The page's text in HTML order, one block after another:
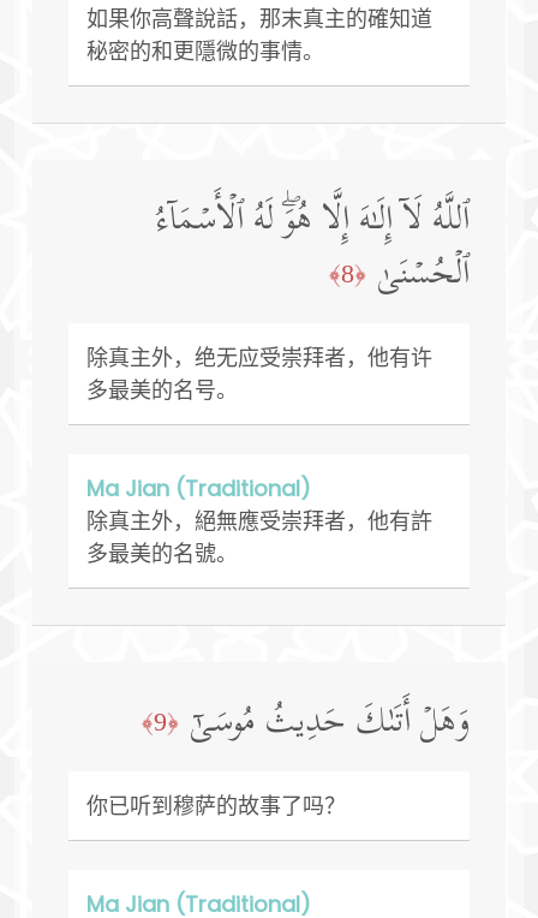
如果你高聲說話，那末真主的確知道
秘密的和更隱微的事情。
ٱللَّهُ لَاۤ إِلَـٰهَ إِلَّا هُوَۖ لَهُ ٱلۡأَسۡمَاۤءُ
ٱلۡحُسۡنَىٰ ﴿8﴾
除真主外，绝无应受崇拜者，他有许
多最美的名号。
Ma Jian (Traditional)
除真主外，絕無應受崇拜者，他有許
多最美的名號。
وَهَلۡ أَتَىٰكَ حَدِیثُ مُوسَىٰۤ ﴿9﴾
你已听到穆萨的故事了吗？
Ma Jian (Traditional)